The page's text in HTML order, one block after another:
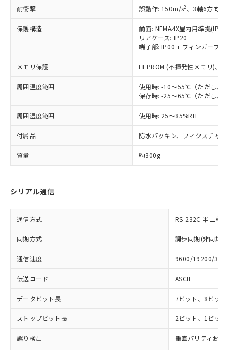
耐衝撃 誤動作: 150m/s2 、3軸6方向
保護構造
前面: NEMA4X屋内用準拠
リアケース: IP20
端子部: IP00 + フィンガープ
メモリ保護 EEPROM (不揮発性メモリ)、
周囲温度範囲
使用時: -10～55℃（ただし、
保存時: -25～65℃（ただし、
周囲湿度範囲 使用時: 25～85%RH
付属品 防水パッキン、フィクスチャ
質量 約300g
シリアル通信
通信方式 RS-232C 半二重
同期方式 調歩同期(非同期
通信速度 9600/19200/
伝送コード ASCII
データビット長 7ビット、8ビット
ストップビット長 2ビット、1ビット
誤り検出 垂直パリティおよ
正式な納期状況および標準価格はお客
様のお取引先、またはお客様担当のオ
ムロン制御機器販売店・当社販売員に
オムロン制御機器販売店や当社販売拠
販売ネットワーク
」をご確認
在庫状況および標準価格結果を当社の
事前の承諾なく第三者に漏洩または開
マイパーツ機能（部品リスト作成サー
ビス）をご利用いただくには、I-Web
メンバーズにご登録されている必要が
お客様が当ウェブサイト上で当社にご
登録された部品リストについて、当社
をご了承ください。
"個人情報
の「1.共同利
用者の範囲」に記載されている法人を
ル) (DEHP)(別名：DOP) 1000ppm以下、フタル酸ブチ
ルベンジル（BBP） 1000ppm以下、フタル酸ジブチル
（DBP） 1000ppm以下、フタル酸ジイソブチル
(DIBP) 1000ppm以下
但し、RoHS指令で産業用監視および制御機器に対する
フタル酸エステル類の４物質については閾値を超える意
図的な使用がないことを確認しています。
※2 対応予定月
部品在庫の切り替え状況などにより、予定
月が前後することがあります。
※3 非含有証明書ダウンロード
とができます。
EU RoHS指令（10物質）の非含有証明書
※本証明書は発行日時点で非含有を証明す
るもので、過去に遡って非含有を証明する
ものではありません。
また、RoHS指令のフタル酸エステル類４
物質の対応では、対応完了までの期間は出
荷製品に未対応品が混在することから備考
欄に対応日を記載しておりました。
していることから、特段のことがない限
り、2022年1月12日より割愛しておりま
す。
DBP(フタル酸ジブチル) : 1000ppm、 DIBP(フタル酸ジ
イソブチル) : 1000ppm、 BBP(フタル酸ブチルベンジ
ル) : 1000ppm、
DEHP(フタル酸ビス(2-エチルヘキシル)) : 1000ppm
※2 環境保護使用期限
「ｅ」：有害物質（10物質）のすべてが基
準値以下であることを示します。
「10」：通常の使用状況下において有害物
質が外部に漏えいし、環境に深刻な影響を
「－」：未確認です。当社販売部門へお問
当社は規制貨物を破棄する場合は、完
全に破砕するなど、違法に輸出されな
いよう必要な手段を講じます。
当社は貴社製品を、核兵器、ミサイ
ル、化学兵器、生物兵器またはその他
武器並びにこれらの製造装置等に一切
当社は、貴社製品を第三者に販売する
場合は、上記1、2および3の内容を当
該第三者に通知します。また当社は、
販売先および販売に係わる関係者が違
法に輸出するおそれがある場合は、取
り引きをいたしません。
在庫なし(最新の在庫状況につ
いては、お客様のお取引先、ま
たはお客様担当のオムロン制御
機器販売店・当社販売員にご確
空
受注生産機種、また在庫状況の
情報を公開していない機種